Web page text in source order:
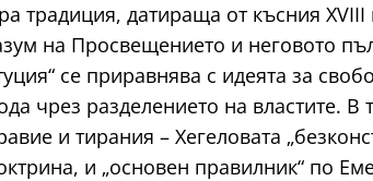
традиция, датираща от късния XVIII
на Просвещението и неговото
се приравнява с идеята за
чрез разделението на властите. В
и тирания – Хегеловата
и „основен правилник“ по